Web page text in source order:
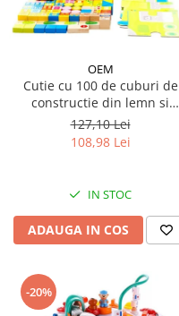
OEM
Cutie cu 100 de cuburi de
constructie din lemn si
sortator de forme
127,10 Lei
108,98 Lei
IN STOC
ADAUGA IN COS
-20%